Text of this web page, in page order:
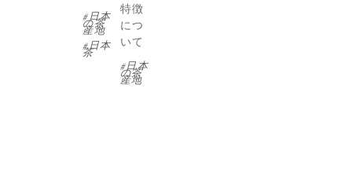
日本
の茶
産地
日本
茶
特徴
につ
いて
日本
の茶
産地